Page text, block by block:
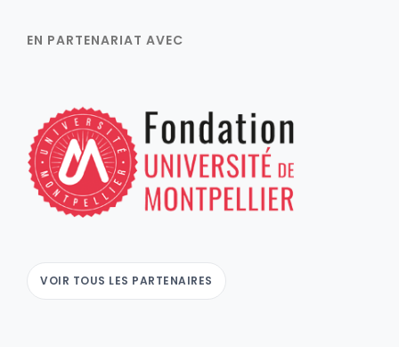
EN PARTENARIAT AVEC
VOIR TOUS LES PARTENAIRES